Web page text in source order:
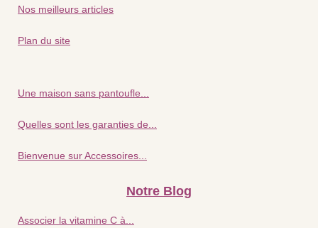
Nos meilleurs articles
Plan du site
Une maison sans pantoufle...
Quelles sont les garanties de...
Bienvenue sur Accessoires...
Notre Blog
Associer la vitamine C à...